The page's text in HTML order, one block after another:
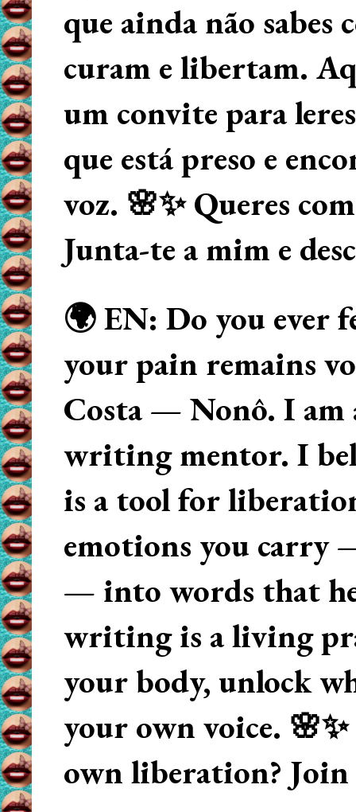
que ainda não
curam e libertam.
um convite para
que está preso e
voz. 🌸✨ Queres
Junta-te a mim e
🌍 EN: Do you ever
your pain remains
Costa — Nonô. I am
writing mentor. I
is a tool for
emotions you carry
— into words that
writing is a living
your body, unlock
your own voice.
own liberation? Join